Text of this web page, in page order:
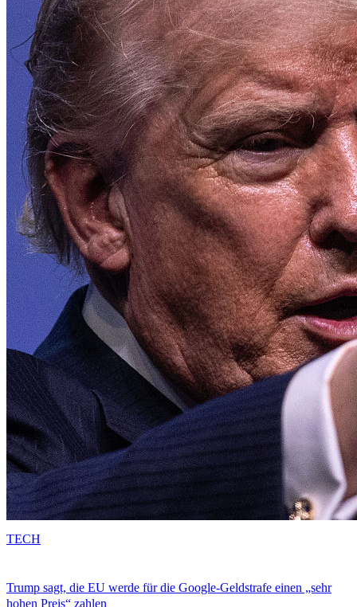
Trump sagt, die EU werde für die Google-Geldstrafe einen „sehr
hohen Preis“ zahlen
TECH